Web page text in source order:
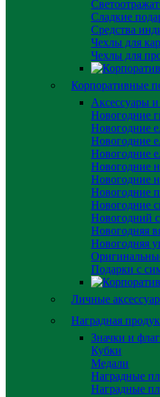
Сладкие
Средства
Чехлы для
Чехлы для
Корпоративные
Аксессуары
Новогодние
Новогодние
Новогодние
Новогодние
Новогодние
Новогодние
Новогодние
Новогодние
Новогодний
Новогодняя
Новогодняя
Подарки с
Личные
Наградная
Значки и
Кубки
Медали
Наградные
Наградные